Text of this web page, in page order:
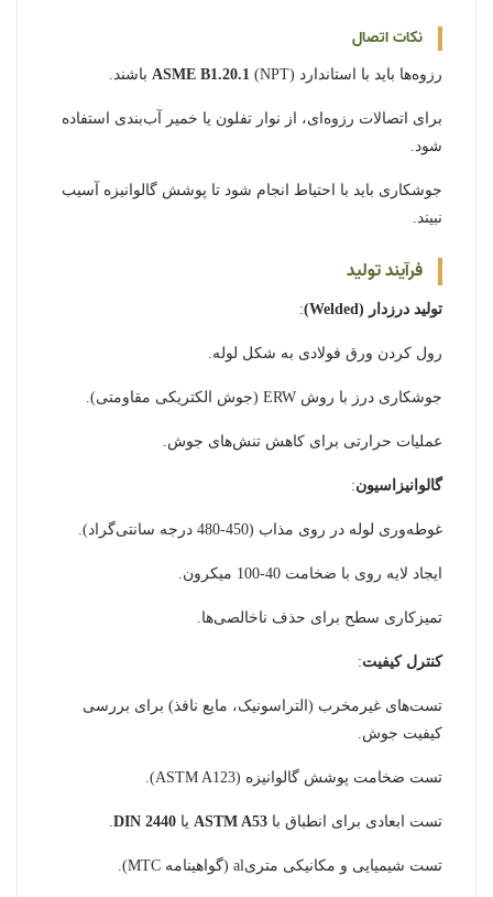
نکات اتصال
رزوه‌ها باید با استاندارد ASME B1.20.1 (NPT) باشند.
برای اتصالات رزوه‌ای، از نوار تفلون یا خمیر آب‌بندی استفاده
شود.
جوشکاری باید با احتیاط انجام شود تا پوشش گالوانیزه آسیب
نبیند.
فرآیند تولید
تولید درزدار (Welded) :
رول کردن ورق فولادی به شکل لوله.
جوشکاری درز با روش ERW (جوش الکتریکی مقاومتی).
عملیات حرارتی برای کاهش تنش‌های جوش.
گالوانیزاسیون:
غوطه‌وری لوله در روی مذاب (450-480 درجه سانتی‌گراد).
ایجاد لایه روی با ضخامت 40-100 میکرون.
تمیزکاری سطح برای حذف ناخالصی‌ها.
کنترل کیفیت:
تست‌های غیرمخرب (التراسونیک، مایع نافذ) برای بررسی
کیفیت جوش.
تست ضخامت پوشش گالوانیزه (ASTM A123).
تست ابعادی برای انطباق با ASTM A53 یا DIN 2440
.
تست شیمیایی و مکانیکی متریal (گواهینامه MTC).